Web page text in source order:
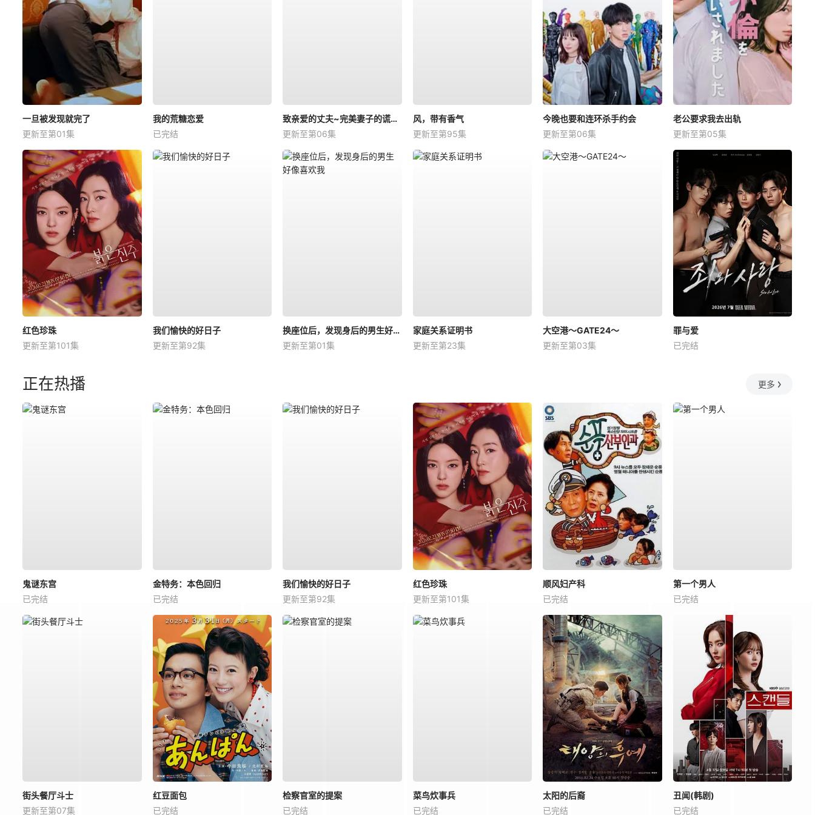
一旦被发现就完了
更新至第01集
我的荒糖恋爱
已完结
致亲爱的丈夫~完美妻子的谎言~
更新至第06集
风，带有香气
更新至第95集
今晚也要和连环杀手约会
更新至第06集
老公要求我去出轨
更新至第05集
红色珍珠
更新至第101集
我们愉快的好日子
更新至第92集
换座位后，发现身后的男生好像喜欢我
更新至第01集
家庭关系证明书
更新至第23集
大空港～GATE24～
更新至第03集
罪与爱
已完结
正在热播 更多
鬼谜东宫
已完结
金特务：本色回归
已完结
我们愉快的好日子
更新至第92集
红色珍珠
更新至第101集
顺风妇产科
已完结
第一个男人
已完结
街头餐厅斗士
更新至第07集
红豆面包
已完结
检察官室的提案
已完结
菜鸟炊事兵
已完结
太阳的后裔
已完结
丑闻(韩剧)
已完结